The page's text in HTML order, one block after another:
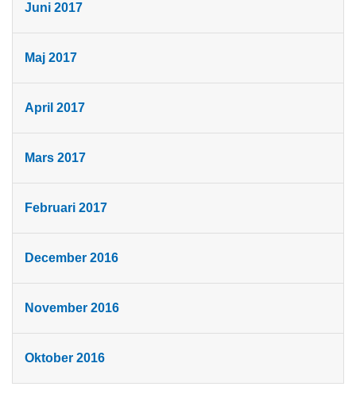
Juni 2017
Maj 2017
April 2017
Mars 2017
Februari 2017
December 2016
November 2016
Oktober 2016